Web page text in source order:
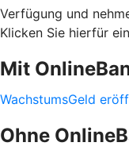
Verfügung und
Klicken Sie hierfür
Mit
WachstumsGeld
Ohne